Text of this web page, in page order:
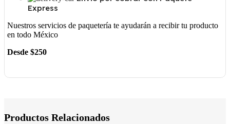
Express
Nuestros servicios de paquetería te ayudarán a recibir tu producto
en todo México
Desde $250
Productos Relacionados